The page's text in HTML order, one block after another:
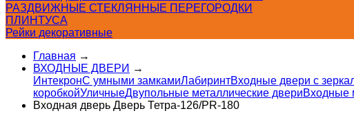
РАЗДВИЖНЫЕ СТЕКЛЯННЫЕ ПЕРЕГОРОДКИ
ПЛИНТУСА
Рейки декоративные
Главная →
ВХОДНЫЕ ДВЕРИ →
ИнтекронС умными замкамиЛабиринтВходные двери с
коробкойУличныеДвупольные металлические двериВходные
Входная дверь Дверь Тетра-126/PR-180